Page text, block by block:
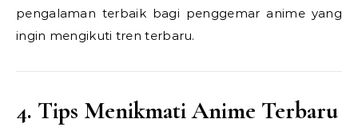
pengalaman terbaik bagi penggemar anime yang
ingin mengikuti tren terbaru.
4. Tips Menikmati Anime Terbaru